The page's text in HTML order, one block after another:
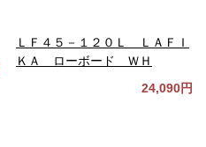
ＬＦ４５－１２０Ｌ ＬＡＦＩ
ＫＡ ローボード ＷＨ
24,090円